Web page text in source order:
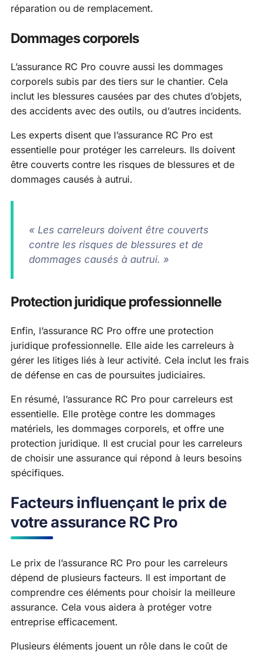
réparation ou de remplacement.
Dommages corporels
L’assurance RC Pro couvre aussi les dommages
corporels subis par des tiers sur le chantier. Cela
inclut les blessures causées par des chutes d’objets,
des accidents avec des outils, ou d’autres incidents.
Les experts disent que l’assurance RC Pro est
essentielle pour protéger les carreleurs. Ils doivent
être couverts contre les risques de blessures et de
dommages causés à autrui.
« Les carreleurs doivent être couverts
contre les risques de blessures et de
dommages causés à autrui. »
Protection juridique professionnelle
Enfin, l’assurance RC Pro offre une protection
juridique professionnelle. Elle aide les carreleurs à
gérer les litiges liés à leur activité. Cela inclut les frais
de défense en cas de poursuites judiciaires.
En résumé, l’assurance RC Pro pour carreleurs est
essentielle. Elle protège contre les dommages
matériels, les dommages corporels, et offre une
protection juridique. Il est crucial pour les carreleurs
de choisir une assurance qui répond à leurs besoins
spécifiques.
Facteurs influençant le prix de
votre assurance RC Pro
Le prix de l’assurance RC Pro pour les carreleurs
dépend de plusieurs facteurs. Il est important de
comprendre ces éléments pour choisir la meilleure
assurance. Cela vous aidera à protéger votre
entreprise efficacement.
Plusieurs éléments jouent un rôle dans le coût de